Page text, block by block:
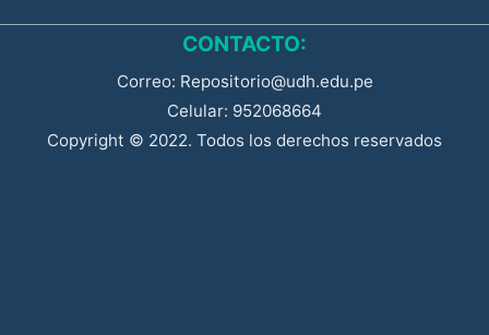
CONTACTO:
Correo: Repositorio@udh.edu.pe
Celular: 952068664
Copyright © 2022. Todos los derechos reservados